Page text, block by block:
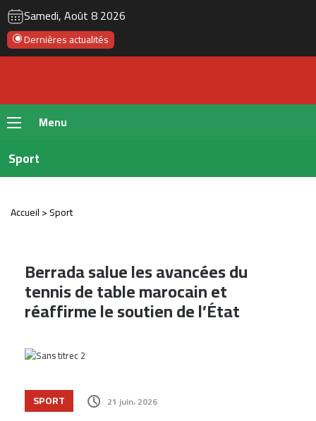
Samedi, Août 8 2026
Dernières actualités
Menu
Sport
Accueil>Sport
Berrada salue les avancées du
tennis de table marocain et
réaffirme le soutien de l’État
SPORT 21 juin، 2026